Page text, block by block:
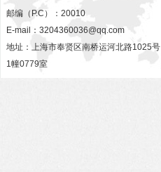
邮编（P.C）：20010
E-mail： 3204360036@qq.com
地址：上海市奉贤区南桥运河北路1025号
1幢0779室